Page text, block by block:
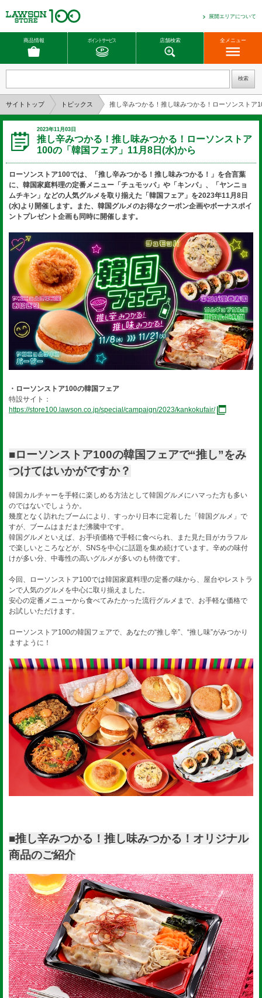
展開エリアについて
商品情報 ポイントサービス 店舗検索 全メニュー
サイトトップ トピックス 推し辛みつかる！推し味みつかる！ローソンストア
2023年11月03日
推し辛みつかる！推し味みつかる！ローソンストア
100の「韓国フェア」11月8日(水)から
ローソンストア100では、「推し辛みつかる！推し味みつかる！」を合言葉
に、韓国家庭料理の定番メニュー「チュモッパ」や「キンパ」、「ヤンニョ
ムチキン」などの人気グルメを取り揃えた「韓国フェア」を2023年11月8日
(水)より開催します。また、韓国グルメのお得なクーポン企画やボーナスポイ
ントプレゼント企画も同時に開催します。
・ローソンストア100の韓国フェア
特設サイト：
https://store100.lawson.co.jp/special/campaign/2023/kankokufair/
■ローソンストア100の韓国フェアで“推し”をみ
つけてはいかがですか？
韓国カルチャーを手軽に楽しめる方法として韓国グルメにハマった方も多い
のではないでしょうか。
幾度となく訪れたブームにより、すっかり日本に定着した「韓国グルメ」で
すが、ブームはまだまだ沸騰中です。
韓国グルメといえば、お手頃価格で手軽に食べられ、また見た目がカラフル
で楽しいところなどが、SNSを中心に話題を集め続けています。辛めの味付
けが多い分、中毒性の高いグルメが多いのも特徴です。
今回、ローソンストア100では韓国家庭料理の定番の味から、屋台やレストラ
ンで人気のグルメを中心に取り揃えました。
安心の定番メニューから食べてみたかった流行グルメまで、お手軽な価格で
お試しいただけます。
ローソンストア100の韓国フェアで、あなたの“推し辛”、“推し味”がみつかり
ますように！
■推し辛みつかる！推し味みつかる！オリジナル
商品のご紹介